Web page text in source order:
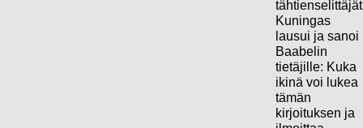
Kuningas
lausui ja sanoi
Baabelin
tietäjille: Kuka
ikinä voi lukea
tämän
kirjoituksen ja